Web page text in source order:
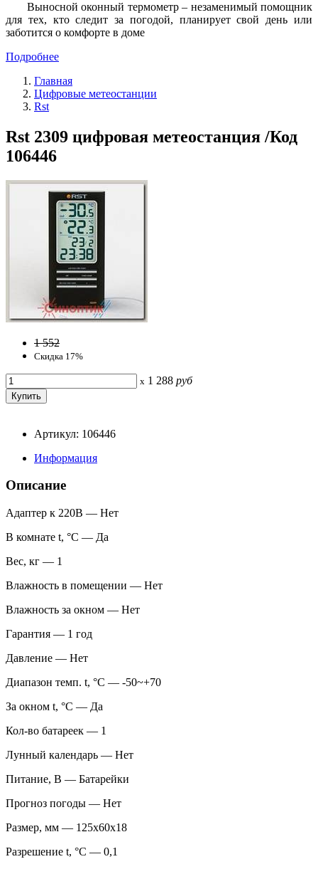
Выносной оконный термометр – незаменимый помощник
для тех, кто следит за погодой, планирует свой день или
заботится о комфорте в доме
Подробнее
Главная
Цифровые метеостанции
Rst
Rst 2309 цифровая метеостанция /Код
106446
1 552
Скидка 17%
x 1 288 руб
Артикул: 106446
Информация
Описание
Адаптер к 220В — Нет
В комнате t, °С — Да
Вес, кг — 1
Влажность в помещении — Нет
Влажность за окном — Нет
Гарантия — 1 год
Давление — Нет
Диапазон темп. t, °С — -50~+70
За окном t, °С — Да
Кол-во батареек — 1
Лунный календарь — Нет
Питание, В — Батарейки
Прогноз погоды — Нет
Размер, мм — 125х60х18
Разрешение t, °С — 0,1